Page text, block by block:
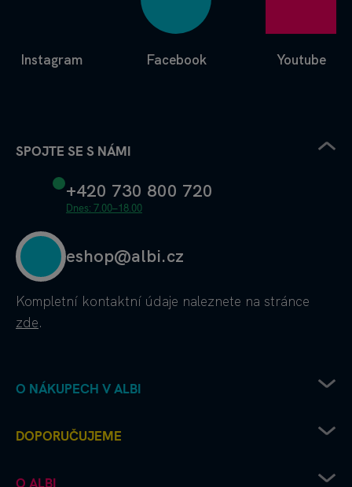
Facebook
Instagram Youtube
SPOJTE SE S NÁMI
+420 730 800 720
Dnes: 7.00–18.00
eshop@albi.cz
Kompletní kontaktní údaje naleznete na stránce
zde.
O NÁKUPECH V ALBI
Ochrana osobních údajů
DOPORUČUJEME
O ALBI